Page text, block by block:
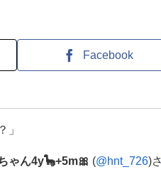
Facebook
」
ゃん4y🦕+5m🎀 (@hnt_726)